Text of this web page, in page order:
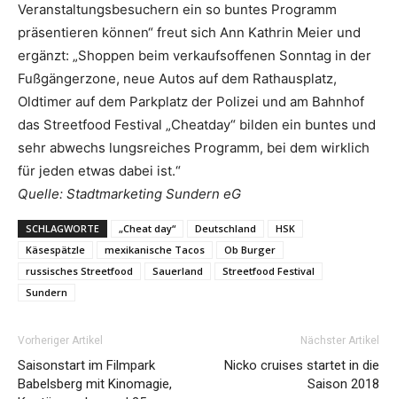
Veranstaltungsbesuchern ein so buntes Programm
präsentieren können“ freut sich Ann Kathrin Meier und
ergänzt: „Shoppen beim verkaufsoffenen Sonntag in der
Fußgängerzone, neue Autos auf dem Rathausplatz,
Oldtimer auf dem Parkplatz der Polizei und am Bahnhof
das Streetfood Festival „Cheatday“ bilden ein buntes und
sehr abwechs lungsreiches Programm, bei dem wirklich
für jeden etwas dabei ist.“
Quelle: Stadtmarketing Sundern eG
SCHLAGWORTE „Cheat day“ Deutschland
HSK
Käsespätzle
mexikanische Tacos
Ob Burger
russisches Streetfood
Sauerland
Streetfood Festival
Sundern
Vorheriger Artikel
Saisonstart im Filmpark
Babelsberg mit Kinomagie,
Nächster Artikel
Nicko cruises startet in die
Saison 2018